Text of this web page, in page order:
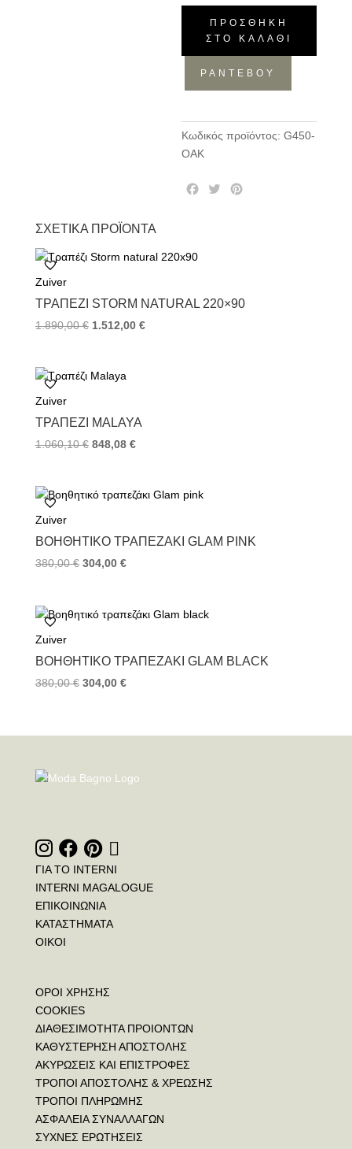
ποσότητα
ΠΡΟΣΘΉΚΗ
ΣΤΟ ΚΑΛΆΘΙ
ΡΑΝΤΕΒΟΥ
Κωδικός προϊόντος:G450-
OAK
k
T
s
ΣΧΕΤΙΚΆ ΠΡΟΪΌΝΤΑ
Zuiver
ΤΡΑΠΈΖΙ STORM NATURAL 220×90
1.890,00€ 1.512,00 €
Zuiver
ΤΡΑΠΈΖΙ MALAYA
1.060,10€ 848,08 €
Zuiver
ΒΟΗΘΗΤΙΚΌ ΤΡΑΠΕΖΆΚΙ GLAM PINK
380,00€ 304,00 €
Zuiver
ΒΟΗΘΗΤΙΚΌ ΤΡΑΠΕΖΆΚΙ GLAM BLACK
380,00€ 304,00 €
ΓΙΑ ΤΟ INTERNI
INTERNI MAGALOGUE
ΕΠΙΚΟΙΝΩΝΙΑ
ΚΑΤΑΣΤΗΜΑΤΑ
ΟΙΚΟΙ
ΟΡΟΙ ΧΡΗΣΗΣ
COOKIES
ΔΙΑΘΕΣΙΜΟΤΗΤΑ ΠΡΟΙΟΝΤΩΝ
ΚΑΘΥΣΤΕΡΗΣΗ ΑΠΟΣΤΟΛΗΣ
ΑΚΥΡΩΣΕΙΣ ΚΑΙ ΕΠΙΣΤΡΟΦΕΣ
ΤΡΟΠΟΙ ΑΠΟΣΤΟΛΗΣ & ΧΡΕΩΣΗΣ
ΤΡΟΠΟΙ ΠΛΗΡΩΜΗΣ
ΑΣΦΑΛΕΙΑ ΣΥΝΑΛΛΑΓΩΝ
ΣΥΧΝΕΣ ΕΡΩΤΗΣΕΙΣ